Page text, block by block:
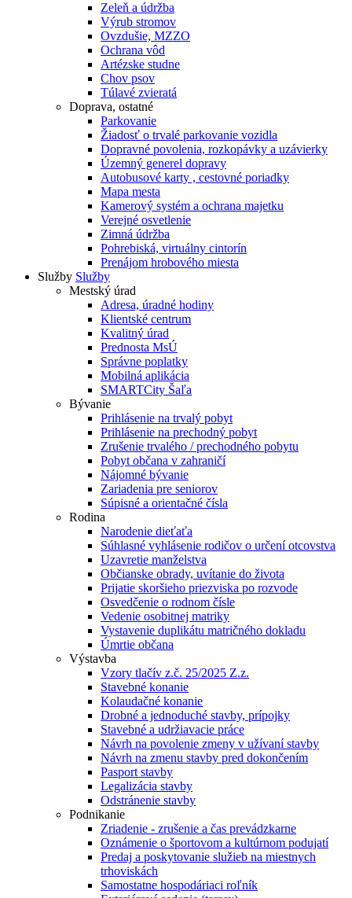
Zeleň a údržba
Výrub stromov
Ovzdušie, MZZO
Ochrana vôd
Artézske studne
Chov psov
Túlavé zvieratá
Doprava, ostatné
Parkovanie
Žiadosť o trvalé parkovanie vozidla
Dopravné povolenia, rozkopávky a uzávierky
Územný generel dopravy
Autobusové karty , cestovné poriadky
Mapa mesta
Kamerový systém a ochrana majetku
Verejné osvetlenie
Zimná údržba
Pohrebiská, virtuálny cintorín
Prenájom hrobového miesta
Služby Služby
Mestský úrad
Adresa, úradné hodiny
Klientské centrum
Kvalitný úrad
Prednosta MsÚ
Správne poplatky
Mobilná aplikácia
SMARTCity Šaľa
Bývanie
Prihlásenie na trvalý pobyt
Prihlásenie na prechodný pobyt
Zrušenie trvalého / prechodného pobytu
Pobyt občana v zahraničí
Nájomné bývanie
Zariadenia pre seniorov
Súpisné a orientačné čísla
Rodina
Narodenie dieťaťa
Súhlasné vyhlásenie rodičov o určení otcovstva
Uzavretie manželstva
Občianske obrady, uvítanie do života
Prijatie skoršieho priezviska po rozvode
Osvedčenie o rodnom čísle
Vedenie osobitnej matriky
Vystavenie duplikátu matričného dokladu
Úmrtie občana
Výstavba
Vzory tlačív z.č. 25/2025 Z.z.
Stavebné konanie
Kolaudačné konanie
Drobné a jednoduché stavby, prípojky
Stavebné a udržiavacie práce
Návrh na povolenie zmeny v užívaní stavby
Návrh na zmenu stavby pred dokončením
Pasport stavby
Legalizácia stavby
Odstránenie stavby
Podnikanie
Zriadenie - zrušenie a čas prevádzkarne
Oznámenie o športovom a kultúrnom podujatí
Predaj a poskytovanie služieb na miestnych
trhoviskách
Samostatne hospodáriaci roľník